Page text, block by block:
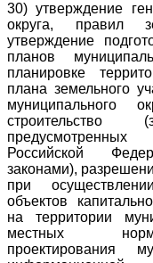
30) утверждение
округа, правил
утверждение
планов
планировке
плана земельного
муниципального
строительство
Российской
законами),
при
объектов
на территории
местных
проектирования